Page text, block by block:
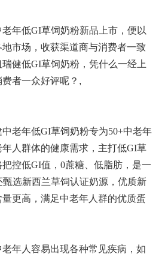
年低GI草饲奶粉新品上市，便以
市场，收获渠道商与消费者一致
健低GI草饲奶粉，凭什么一经上
者一众好评呢？ ,
老年低GI草饲奶粉专为50+中老年
人群体的健康需求，主打低GI草
控低GI值，0蔗糖、低脂肪，是一
选新西兰草饲认证奶源，优质新
更高，满足中老年人群的优质蛋
年人容易出现各种常见疾病，如